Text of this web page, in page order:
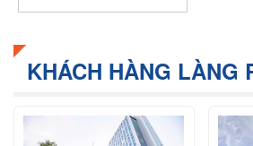
KHÁCH HÀNG LÀNG